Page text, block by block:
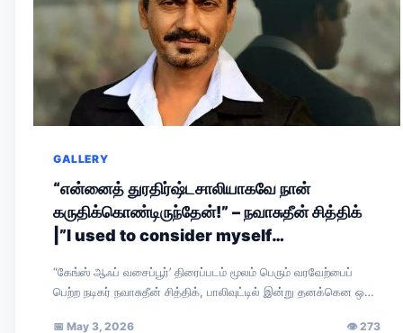
GALLERY
“என்னைத் துரதிர்ஷ்டசாலியாகவே நான்
கருதிக்கொண்டிருந்தேன்!” – நவாசுதீன் சித்திக்
|”I used to consider myself
“கேங்ஸ் ஆஃப் வசைப்பூர்’ திரைப்படம் மூலம் பெரும் வரவேற்பைப்
பெற்ற நடிகர் நவாசுதீன் சித்திக், பாலிவுட்டில் இன்று தனக்கென ஒரு
📅 May 3, 2026 👁273